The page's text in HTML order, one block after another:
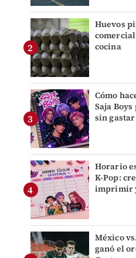
Huevos
cocina
Cómo
Saja
sin
Horario
K-Pop:
imprimir
México
ganó el